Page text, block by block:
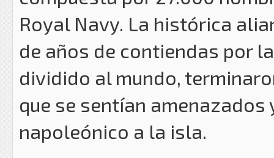
Royal Navy. La histórica
de años de contiendas por
dividido al mundo,
que se sentían
napoleónico a la isla.